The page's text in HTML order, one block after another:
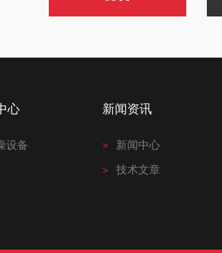
心
设备
新闻资讯
新闻中心
技术文章